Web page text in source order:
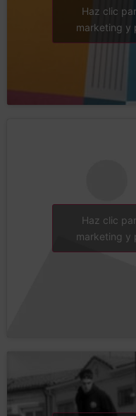
Haz clic
marketing y
Haz clic
marketing y